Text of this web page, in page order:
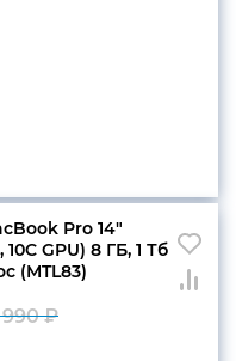
Pro 14″
GPU) 8 ГБ, 1 Тб
(MTL83)
990₽